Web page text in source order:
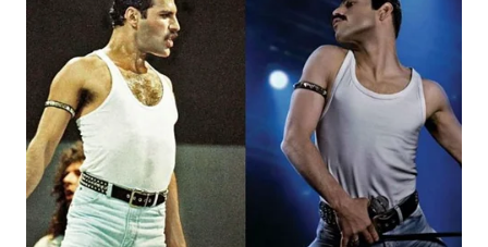
TAPANULI
TENGAH
WN DELI
SERDANG
WN
TEBING